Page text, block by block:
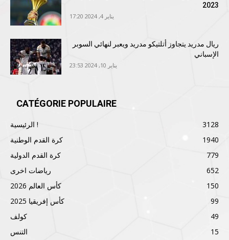
2023
يناير 4, 2024 17:20
ريال مدريد يتجاوز أتلتيكو مدريد ويعبر لنهائي السوبر
الإسباني
يناير 10, 2024 23:53
CATÉGORIE POPULAIRE
الرئيسية !
3128
كرة القدم الوطنية
1940
كرة القدم الدولية
779
رياضات اخرى
652
كأس العالم 2026
150
كأس إفريقيا 2025
99
كولف
49
التنس
15